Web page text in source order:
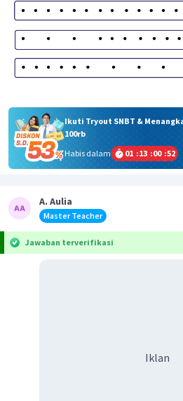
Ikuti Tryout SNBT &
100rb
Habis dalam
01 :13 :00 :52
A. Aulia
Master Teacher
Jawaban terverifikasi
Iklan